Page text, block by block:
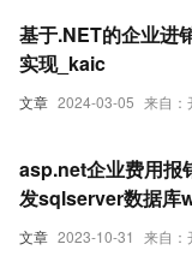
文章 2024-03-05 来自：
基于.NET的企业进
实现_kaic
文章 2023-10-31 来自：
asp.net企业费用报
发sqlserver数据库
Microsoft Visual